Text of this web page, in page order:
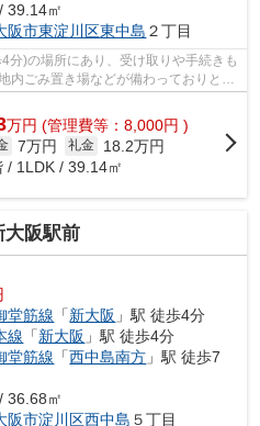
39.14㎡
阪市東淀川区東中島 ２丁目
分)の場所にあり、受け取りや手続きも
内ごみ置き場などが備わっておりとて
万円 (管理費等：8,000円 )
7万円 礼金
18.2万円
/ 1LDK / 39.14㎡
大阪駅前
堂筋線 「新大阪 」駅 徒歩4分
線 「新大阪 」駅 徒歩4分
堂筋線 「西中島南方 」駅 徒歩7
36.68㎡
阪市淀川区西中島 ５丁目